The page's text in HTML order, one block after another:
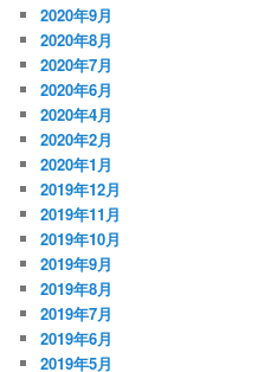
2020年9月
2020年8月
2020年7月
2020年6月
2020年4月
2020年2月
2020年1月
2019年12月
2019年11月
2019年10月
2019年9月
2019年8月
2019年7月
2019年6月
2019年5月